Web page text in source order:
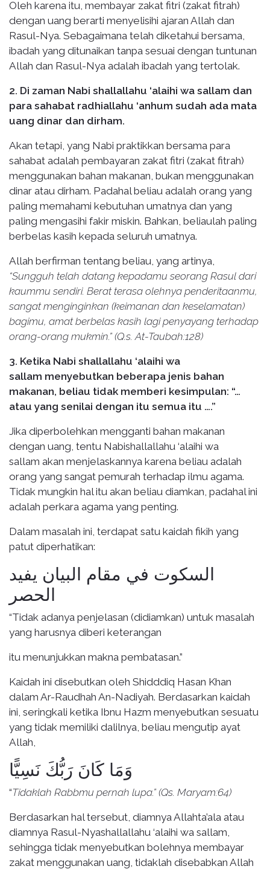
Oleh karena itu, membayar zakat fitri (zakat fitrah)
dengan uang berarti menyelisihi ajaran Allah dan
Rasul-Nya. Sebagaimana telah diketahui bersama,
ibadah yang ditunaikan tanpa sesuai dengan tuntunan
Allah dan Rasul-Nya adalah ibadah yang tertolak.
2. Di zaman Nabi shallallahu ‘alaihi wa sallam dan
para sahabat radhiallahu ‘anhum sudah ada mata
uang dinar dan dirham.
Akan tetapi, yang Nabi praktikkan bersama para
sahabat adalah pembayaran zakat fitri (zakat fitrah)
menggunakan bahan makanan, bukan menggunakan
dinar atau dirham. Padahal beliau adalah orang yang
paling memahami kebutuhan umatnya dan yang
paling mengasihi fakir miskin. Bahkan, beliaulah paling
berbelas kasih kepada seluruh umatnya.
Allah berfirman tentang beliau, yang artinya,
“Sungguh telah datang kepadamu seorang Rasul dari
kaummu sendiri. Berat terasa olehnya penderitaanmu,
sangat menginginkan (keimanan dan keselamatan)
bagimu, amat berbelas kasih lagi penyayang terhadap
orang-orang mukmin.” (Q.s. At-Taubah:128)
3. Ketika Nabi shallallahu ‘alaihi wa
sallam menyebutkan beberapa jenis bahan
makanan, beliau tidak memberi kesimpulan: “…
atau yang senilai dengan itu semua itu ….”
Jika diperbolehkan mengganti bahan makanan
dengan uang, tentu Nabishallallahu ‘alaihi wa
sallam akan menjelaskannya karena beliau adalah
orang yang sangat pemurah terhadap ilmu agama.
Tidak mungkin hal itu akan beliau diamkan, padahal ini
adalah perkara agama yang penting.
Dalam masalah ini, terdapat satu kaidah fikih yang
patut diperhatikan:
السكوت في مقام البيان يفيد
الحصر
“Tidak adanya penjelasan (didiamkan) untuk masalah
yang harusnya diberi keterangan
itu menunjukkan makna pembatasan.”
Kaidah ini disebutkan oleh Shidddiq Hasan Khan
dalam Ar-Raudhah An-Nadiyah. Berdasarkan kaidah
ini, seringkali ketika Ibnu Hazm menyebutkan sesuatu
yang tidak memiliki dalilnya, beliau mengutip ayat
Allah,
وَمَا كَانَ رَبُّكَ نَسِيًّا
“Tidaklah Rabbmu pernah lupa.” (Qs. Maryam:64)
Berdasarkan hal tersebut, diamnya Allahta’ala atau
diamnya Rasul-Nyashallallahu ‘alaihi wa sallam,
sehingga tidak menyebutkan bolehnya membayar
zakat menggunakan uang, tidaklah disebabkan Allah